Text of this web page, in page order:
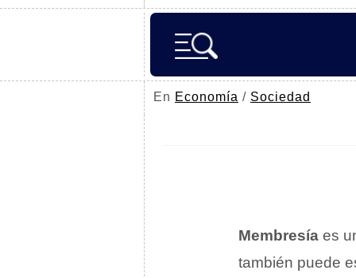
En Economía / Sociedad
Membresía es
también puede